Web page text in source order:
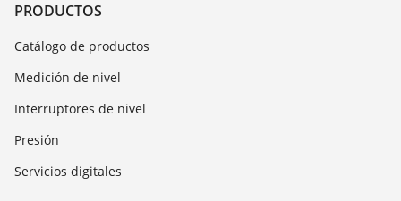
PRODUCTOS
Catálogo de productos
Medición de nivel
Interruptores de nivel
Presión
Servicios digitales